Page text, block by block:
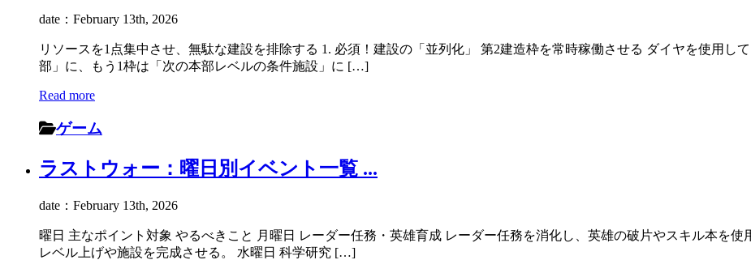
date：February 13th, 2026
リソースを1点集中させ、無駄な建設を排除する 1. 必須！建設の「並列化」 第2建造枠を常時稼働させる ダイヤを使用し
部」に、もう1枠は「次の本部レベルの条件施設」に […]
Read more
ゲーム
ラストウォー：曜日別イベント一覧 ...
date：February 13th, 2026
曜日 主なポイント対象 やるべきこと 月曜日 レーダー任務・英雄育成 レーダー任務を消化し、英雄の破片やスキル本を
レベル上げや施設を完成させる。 水曜日 科学研究 […]